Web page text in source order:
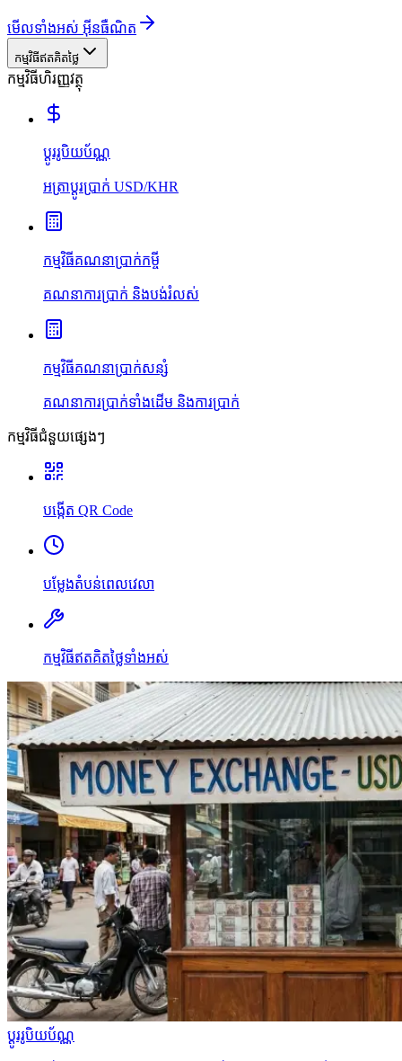
មើលទាំងអស់ អ៊ីនធឺណិត
កម្មវិធីឥតគិតថ្លៃ
កម្មវិធីហិរញ្ញវត្ថុ
ប្ដូររូបិយប័ណ្ណ
អត្រាប្ដូរប្រាក់ USD/KHR
កម្មវិធីគណនាប្រាក់កម្ចី
គណនាការប្រាក់ និងបង់រំលស់
កម្មវិធីគណនាប្រាក់សន្សំ
គណនាការប្រាក់ទាំងដើម និងការប្រាក់
កម្មវិធីជំនួយផ្សេងៗ
បង្កើត QR Code
បម្លែងតំបន់ពេលវេលា
កម្មវិធីឥតគិតថ្លៃទាំងអស់
ប្ដូររូបិយប័ណ្ណ